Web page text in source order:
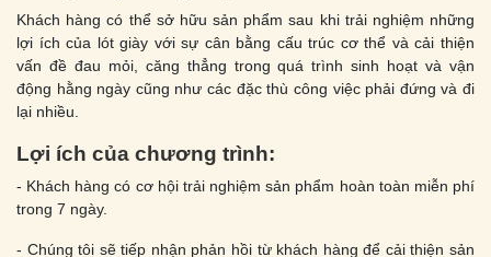
Khách hàng có thể sở hữu sản phẩm sau khi trải nghiệm những
lợi ích của lót giày với sự cân bằng cấu trúc cơ thể và cải thiện
vấn đề đau mỏi, căng thẳng trong quá trình sinh hoạt và vận
động hằng ngày cũng như các đặc thù công việc phải đứng và đi
lại nhiều.
Lợi ích của chương trình:
- Khách hàng có cơ hội trải nghiệm sản phẩm hoàn toàn miễn phí
trong 7 ngày.
- Chúng tôi sẽ tiếp nhận phản hồi từ khách hàng để cải thiện sản